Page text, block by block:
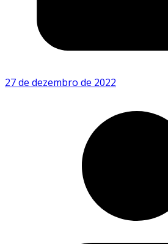
27 de dezembro de 2022